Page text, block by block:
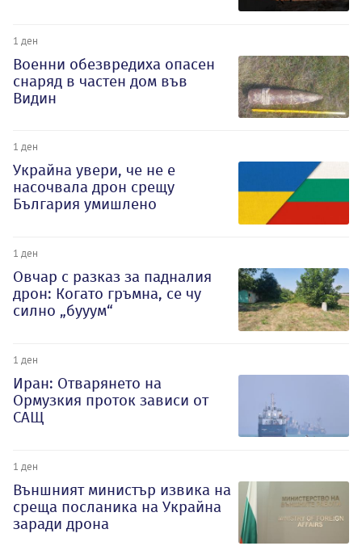
1 ден
Военни обезвредиха опасен
снаряд в частен дом във
Видин
1 ден
Украйна увери, че не е
насочвала дрон срещу
България умишлено
1 ден
Овчар с разказ за падналия
дрон: Когато гръмна, се чу
силно „бууум“
1 ден
Иран: Отварянето на
Ормузкия проток зависи от
САЩ
1 ден
Външният министър извика на
среща посланика на Украйна
заради дрона